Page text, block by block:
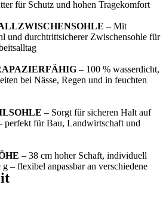
für Schutz und hohen Tragekomfort
– Mit
und durchtrittsicherer Zwischensohle für
– 100 % wasserdicht,
bei Nässe, Regen und in feuchten
– Sorgt für sicheren Halt auf
perfekt für Bau, Landwirtschaft und
– 38 cm hoher Schaft, individuell
– flexibel anpassbar an verschiedene